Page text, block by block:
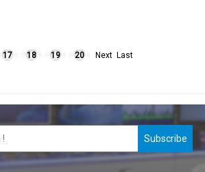
17 18 19 20 Next Last
Subscribe